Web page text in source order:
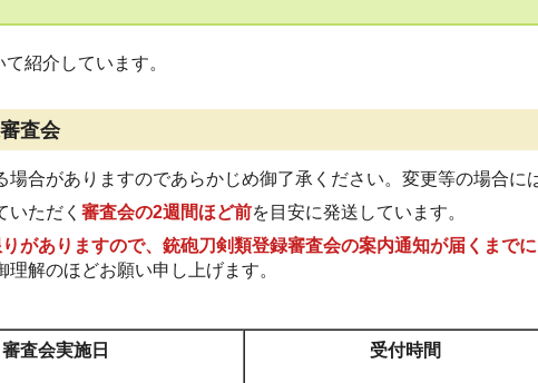
紹介しています。
査会
場合がありますのであらかじめ御了承ください。変更等の場合に
いただく審査会の2週間ほど前を目安に発送しています。
がありますので、銃砲刀剣類登録審査会の案内通知が届くまで
解のほどお願い申し上げます。
審査会実施日 受付時間